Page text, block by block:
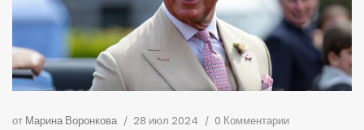
от Марина Воронкова 28 июл 2024 0 Комментарии